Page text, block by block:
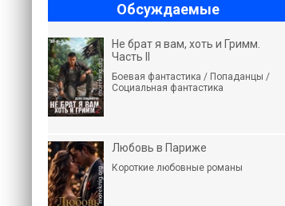
Обсуждаемые
Не брат я вам, хоть и Гримм.
Часть II
Боевая фантастика / Попаданцы /
Социальная фантастика
Любовь в Париже
Короткие любовные романы